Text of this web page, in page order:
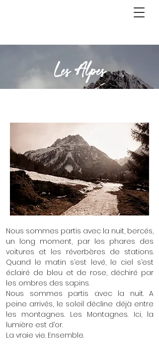
Les Alpes
Nous sommes partis avec la nuit, bercés,
un long moment, par les phares des
voitures et les réverbères de stations.
Quand le matin s’est levé, le ciel s’est
éclairé de bleu et de rose, déchiré par
les ombres des sapins.
Nous sommes partis avec la nuit. A
peine arrivés, le soleil décline déjà entre
les montagnes. Les Montagnes. Ici, la
lumière est d’or.
La vraie vie. Ensemble.